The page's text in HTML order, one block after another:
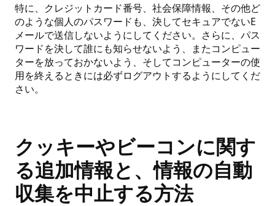
特に、クレジットカード番号、社会保障情報、その他ど
のような個人のパスワードも、決してセキュアでないE
メールで送信しないようにしてください。さらに、パス
ワードを決して誰にも知らせないよう、またコンピュー
ターを放っておかないよう、そしてコンピューターの使
用を終えるときには必ずログアウトするようにしてくだ
さい。
クッキーやビーコンに関す
る追加情報と、情報の自動
収集を中止する方法